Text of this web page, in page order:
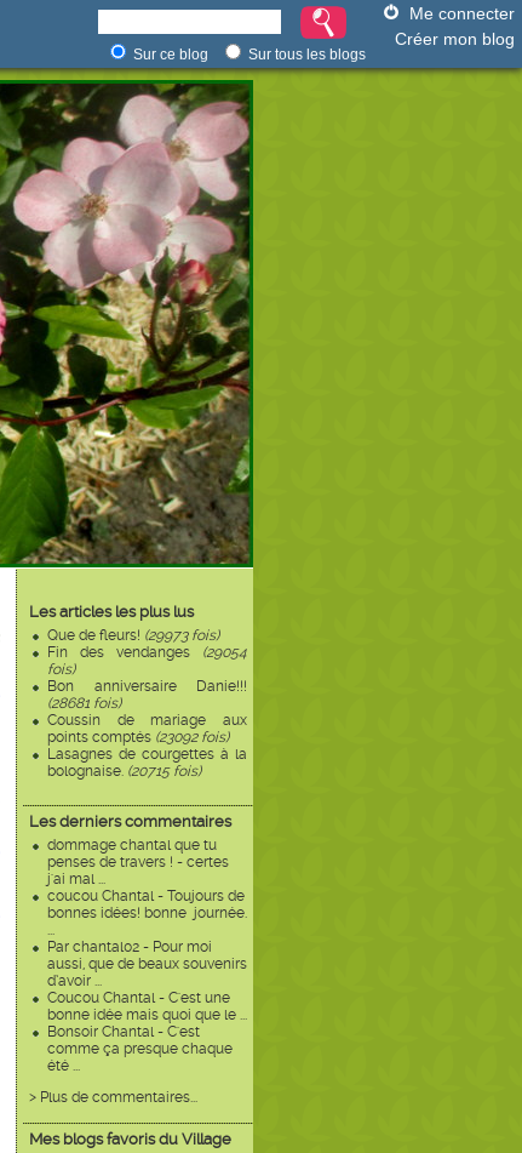
Me connecter
Créer mon blog
Sur ce blog Sur tous les blogs
Les articles les plus lus
Que de fleurs! (29973 fois)
Fin des vendanges (29054
fois)
Bon anniversaire Danie!!!
(28681 fois)
Coussin de mariage aux
points comptés (23092 fois)
Lasagnes de courgettes à la
bolognaise. (20715 fois)
Les derniers commentaires
dommage chantal que tu
penses de travers ! - certes
j'ai mal ...
coucou Chantal - Toujours de
bonnes idées! bonne journée.
...
Par chantal02 - Pour moi
aussi, que de beaux souvenirs
d’avoir ...
Coucou Chantal - C'est une
bonne idée mais quoi que le ...
Bonsoir Chantal - C'est
comme ça presque chaque
été ...
> Plus de commentaires...
Mes blogs favoris du Village